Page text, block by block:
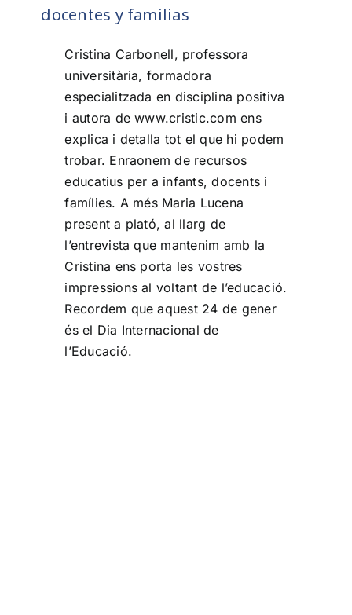
docentes y familias
Cristina Carbonell, professora
universitària, formadora
especialitzada en disciplina positiva
i autora de www.cristic.com ens
explica i detalla tot el que hi podem
trobar. Enraonem de recursos
educatius per a infants, docents i
famílies. A més Maria Lucena
present a plató, al llarg de
l’entrevista que mantenim amb la
Cristina ens porta les vostres
impressions al voltant de l’educació.
Recordem que aquest 24 de gener
és el Dia Internacional de
l’Educació.